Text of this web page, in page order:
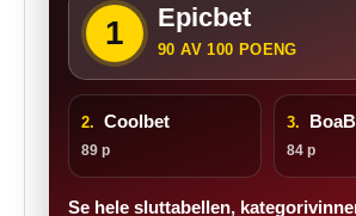
1 Epicbet
90 AV 100 POENG
2. Coolbet
89 p
3.
84 p
Se hele sluttabellen,